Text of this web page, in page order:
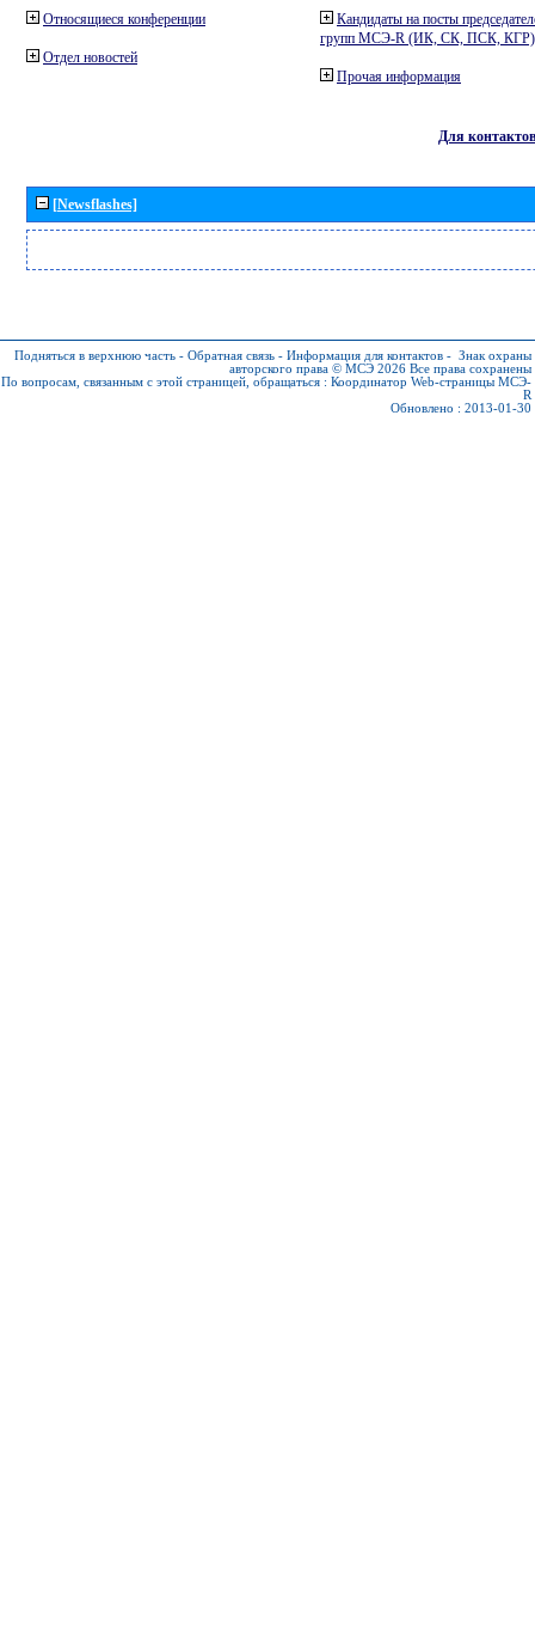
Относящиеся конференции
Отдел новостей
Кандидаты на посты
групп МСЭ-R (ИК, СК, ПСК, КГР)
Прочая информация
Для контактов
[Newsflashes]
Подняться в верхнюю часть - Обратная связь - Информация для контактов - Знак охраны
авторского права © МСЭ 2026 Все права сохранены
По вопросам, связанным с этой страницей, обращаться : Координатор Web-страницы МСЭ-
R
Обновлено : 2013-01-30